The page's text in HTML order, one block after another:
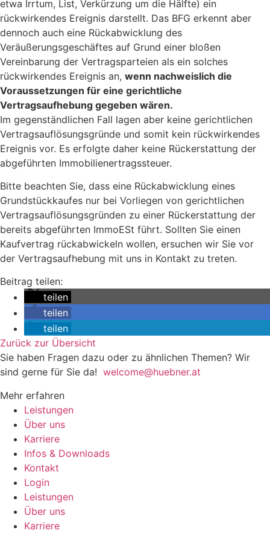
etwa Irrtum, List, Verkürzung um die Hälfte) ein
rückwirkendes Ereignis darstellt. Das BFG erkennt aber
dennoch auch eine Rückabwicklung des
Veräußerungsgeschäftes auf Grund einer bloßen
Vereinbarung der Vertragsparteien als ein solches
rückwirkendes Ereignis an, wenn nachweislich die
Voraussetzungen für eine gerichtliche
Vertragsaufhebung gegeben wären.
Im gegenständlichen Fall lagen aber keine gerichtlichen
Vertragsauflösungsgründe und somit kein rückwirkendes
Ereignis vor. Es erfolgte daher keine Rückerstattung der
abgeführten Immobilienertragssteuer.
Bitte beachten Sie, dass eine Rückabwicklung eines
Grundstückkaufes nur bei Vorliegen von gerichtlichen
Vertragsauflösungsgründen zu einer Rückerstattung der
bereits abgeführten ImmoESt führt. Sollten Sie einen
Kaufvertrag rückabwickeln wollen, ersuchen wir Sie vor
der Vertragsaufhebung mit uns in Kontakt zu treten.
Beitrag teilen:
teilen
teilen
teilen
Zurück zur Übersicht
Sie haben Fragen dazu oder zu ähnlichen Themen? Wir
sind gerne für Sie da! welcome@huebner.at
Mehr erfahren
Leistungen
Über uns
Karriere
Infos & Downloads
Kontakt
Login
Leistungen
Über uns
Karriere